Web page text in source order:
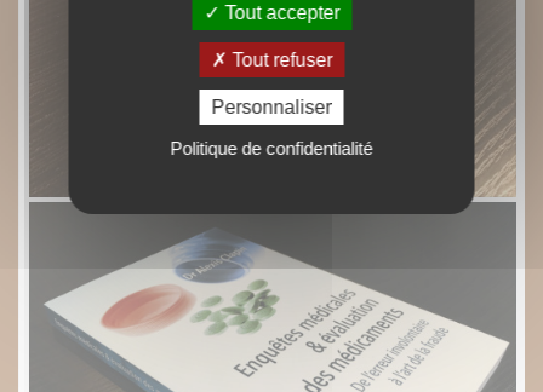
Tout accepter
Tout refuser
Personnaliser
Politique de confidentialité